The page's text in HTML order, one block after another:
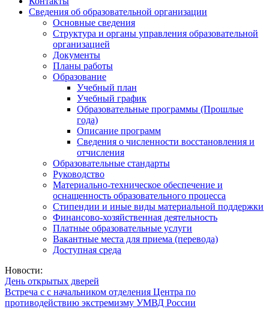
Сведения об образовательной организации
Основные сведения
Структура и органы управления образовательной
организацией
Документы
Планы работы
Образование
Учебный план
Учебный график
Образовательные программы (Прошлые
года)
Описание программ
Сведения о численности восстановления и
отчисления
Образовательные стандарты
Руководство
Материально-техническое обеспечение и
оснащенность образовательного процесса
Стипендии и иные виды материальной поддержки
Финансово-хозяйственная деятельность
Платные образовательные услуги
Вакантные места для приема (перевода)
Доступная среда
Новости:
День открытых дверей
Встреча с с начальником отделения Центра по
противодействию экстремизму УМВД России